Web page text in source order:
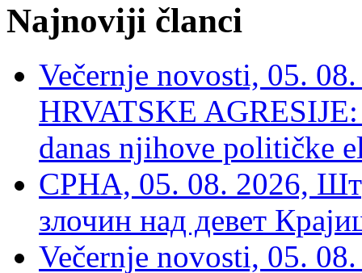
Najnoviji članci
Večernje novosti, 05.
HRVATSKE
danas njihove političke
СРНА, 05. 08. 2026,
злочин над девет
Večernje novosti, 05.